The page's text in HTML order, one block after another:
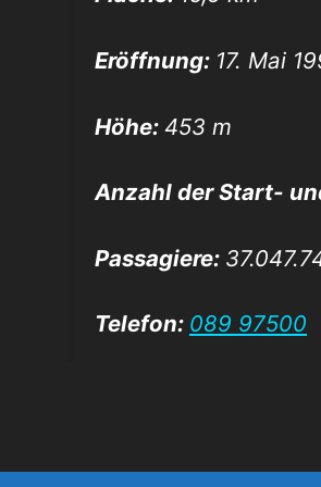
Eröffnung: 17. Mai
Höhe: 453 m
Anzahl der Start-
Passagiere:
Telefon: 089 97500